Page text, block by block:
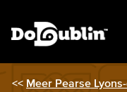
<< Meer Pearse